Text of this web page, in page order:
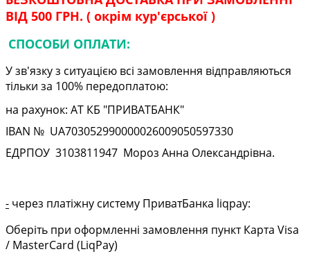
ВІД 500 ГРН. ( окрім кур'єрської )
СПОСОБИ ОПЛАТИ:
У зв'язку з ситуацією всі замовлення відправляються
тільки за 100% передоплатою:
на рахунок: АТ КБ "ПРИВАТБАНК"
IBAN № UA703052990000026009050597330
ЕДРПОУ 3103811947 Мороз Анна Олександрівна.
- через платіжну систему ПриватБанка liqpay:
Оберіть при оформленні замовлення пункт Карта Visa
/ MasterCard (LiqPay)